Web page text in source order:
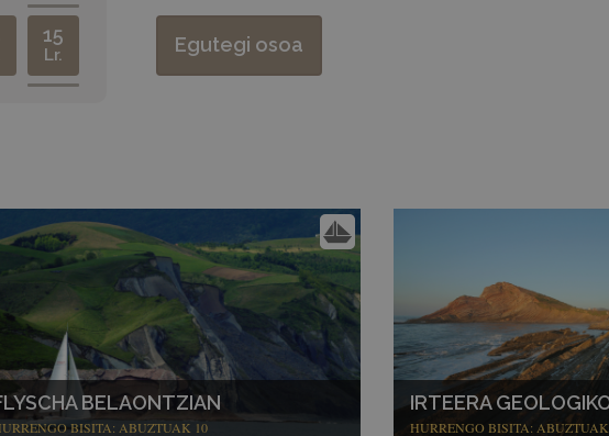
15
Lr. Egutegi osoa
BELAONTZIAN
BISITA: ABUZTUAK 10
IRTEERA
HURRENGO BISITA: ABUZTUAK